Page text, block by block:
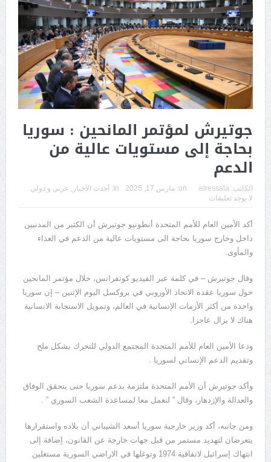
جوتيرش لمؤتمر المانحين : سوريا
بحاجة إلى مستويات عالية من
الدعم
الكاتب: elressala
on: مارس 17, 2025 In: أحدث الأخبار
عربي و دولي
لا يوجد تعليقات
أكد الأمين العام للأمم المتحدة أنطونيو جوتيرش أن الكثير من المدنيين
داخل وخارج سوريا بحاجة الى مستويات عالية من الدعم في الغذاء
والمأوى.
وقال جوتيرش – في كلمة عبر الفيديو كونفرانس، خلال مؤتمر المانحين
حول سوريا عقده الاتحاد الأوروبي في بروكسل اليوم الإثنين – إن سوريا
واحدة من أكثر الأزمات الإنسانية في العالم، وتمويل الاستجابة الانسانية
هناك لا يزال عاجزا.
ودعا الأمين العام للأمم المتحدة المجتمع الدولي للتحرك بشكل ملح
وتقديم الدعم الإنساني لسوريا .
وأكد جوتيرش أن الأمم المتحدة ملتزمة بدعم سوريا حتى يتحقق الوفاق
والعدالة والإزدهار، وقال ” لنعمل معا لمساعدة الشعب السوري ” .
ومن جانبه، أكد وزير خارجية سوريا أسعد الشيباني أن بلاده واستقرارها
يتعرضان لتهديد مستمر من قبل جهات خارجة عن القانون، إضافة إلى
انتهاك إسرائيل لاتفاقية 1974 وتوغلها في الاراضي السورية مستغلين